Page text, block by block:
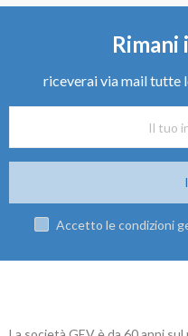
riceverai via mail tutte
Accetto le condizioni